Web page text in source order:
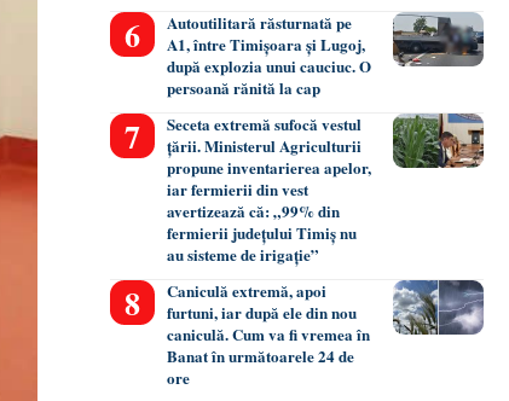
Autoutilitară răsturnată pe
A1, între Timișoara și Lugoj,
după explozia unui cauciuc. O
persoană rănită la cap
Seceta extremă sufocă vestul
țării. Ministerul Agriculturii
propune inventarierea apelor,
iar fermierii din vest
avertizează că: „99% din
fermierii județului Timiș nu
au sisteme de irigație”
Caniculă extremă, apoi
furtuni, iar după ele din nou
caniculă. Cum va fi vremea în
Banat în următoarele 24 de
ore